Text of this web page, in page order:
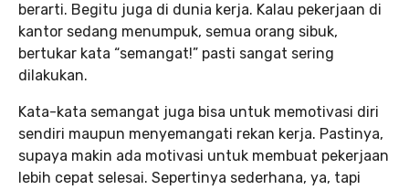
berarti. Begitu juga di dunia kerja. Kalau pekerjaan di
kantor sedang menumpuk, semua orang sibuk,
bertukar kata “semangat!” pasti sangat sering
dilakukan.
Kata-kata semangat juga bisa untuk memotivasi diri
sendiri maupun menyemangati rekan kerja. Pastinya,
supaya makin ada motivasi untuk membuat pekerjaan
lebih cepat selesai. Sepertinya sederhana, ya, tapi